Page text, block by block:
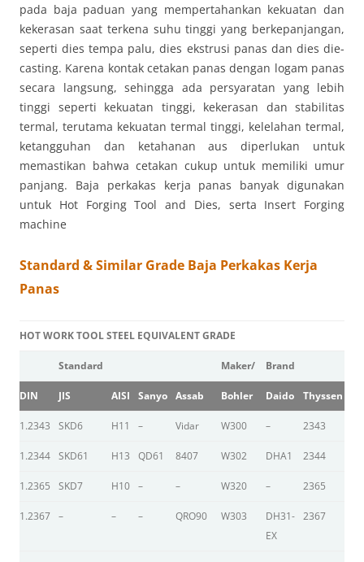
pada baja paduan yang mempertahankan kekuatan dan
kekerasan saat terkena suhu tinggi yang berkepanjangan,
seperti dies tempa palu, dies ekstrusi panas dan dies die-
casting. Karena kontak cetakan panas dengan logam panas
secara langsung, sehingga ada persyaratan yang lebih
tinggi seperti kekuatan tinggi, kekerasan dan stabilitas
termal, terutama kekuatan termal tinggi, kelelahan termal,
ketangguhan dan ketahanan aus diperlukan untuk
memastikan bahwa cetakan cukup untuk memiliki umur
panjang. Baja perkakas kerja panas banyak digunakan
untuk Hot Forging Tool and Dies, serta Insert Forging
machine
Standard & Similar Grade Baja Perkakas Kerja
Panas
HOT WORK TOOL STEEL EQUIVALENT GRADE
Standard Maker/ Brand
DIN JIS AISI Sanyo Assab Bohler Daido Thyssen
1.2343 SKD6 H11 – Vidar W300 – 2343
1.2344 SKD61 H13 QD61 8407 W302 DHA1 2344
1.2365 SKD7 H10 – – W320 – 2365
1.2367 – – – QRO90 W303
DH31-
EX
2367